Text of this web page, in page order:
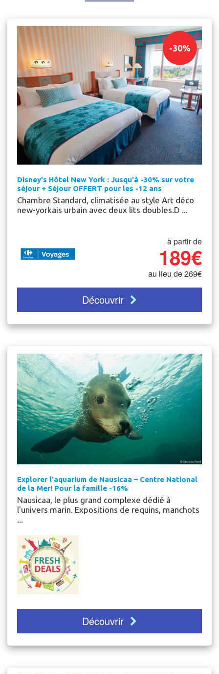
-30%
Disney's Hôtel New York : Jusqu'à -30% sur votre
séjour + Séjour OFFERT pour les -12 ans
Chambre Standard, climatisée au style Art déco
new-yorkais urbain avec deux lits doubles.D ...
à partir de
189€
au lieu de269€
Découvrir
Explorer l'aquarium de Nausicaa – Centre National
de la Mer! Pour la famille -16%
Nausicaa, le plus grand complexe dédié à
l'univers marin. Expositions de requins, manchots
...
Découvrir